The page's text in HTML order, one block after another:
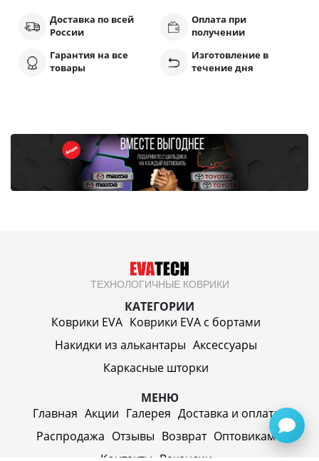
Доставка по всей
России
Оплата при
получении
Гарантия на все
товары
Изготовление в
течение дня
ТЕХНОЛОГИЧНЫЕ КОВРИКИ
КАТЕГОРИИ
Коврики EVA Коврики EVA c бортами
Накидки из алькантары Аксессуары
Каркасные шторки
МЕНЮ
Главная Акции Галерея Доставка и оплата
Распродажа Отзывы Возврат Оптовикам